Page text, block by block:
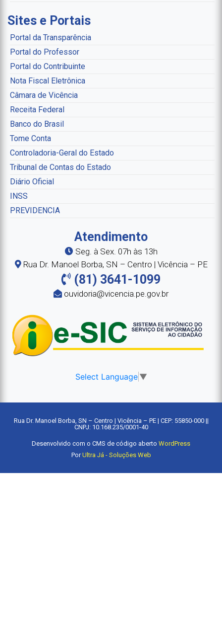
Sites e Portais
Portal da Transparência
Portal do Professor
Portal do Contribuinte
Nota Fiscal Eletrônica
Câmara de Vicência
Receita Federal
Banco do Brasil
Tome Conta
Controladoria-Geral do Estado
Tribunal de Contas do Estado
Diário Oficial
INSS
PREVIDENCIA
Atendimento
Seg. à Sex. 07h às 13h
Rua Dr. Manoel Borba, SN – Centro | Vicência – PE
(81) 3641-1099
ouvidoria@vicencia.pe.gov.br
Select Language ▼
Rua Dr. Manoel Borba, SN – Centro | Vicência – PE | CEP: 55850-000 ||
CNPJ: 10.168.235/0001-40
Desenvolvido com o CMS de código aberto WordPress
PorUltra Já - Soluções Web